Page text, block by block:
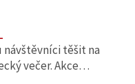
návštěvníci těšit na
večer. Akce…